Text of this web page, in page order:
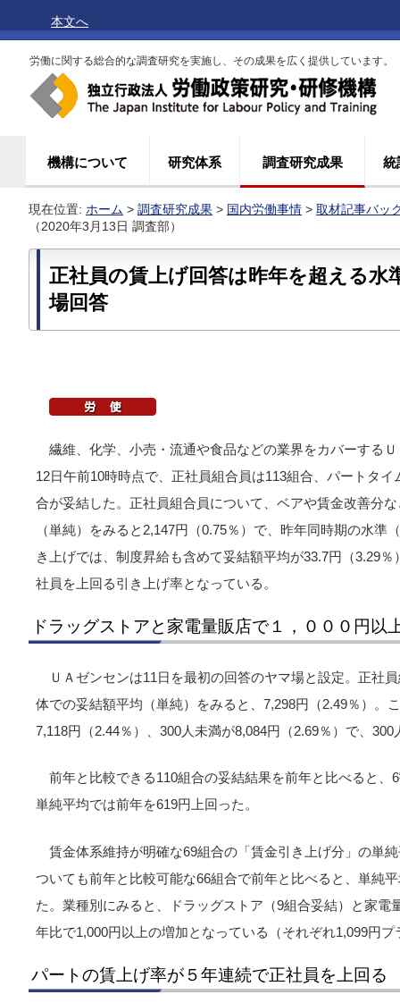
本文へ
労働に関する総合的な調査研究を実施し、その成果を広く提供しています。
機構について 研究体系 調査研究成果 統
現在位置: ホーム > 調査研究成果 > 国内労働事情 > 取材記事バッ
（2020年3月13日 調査部）
正社員の賃上げ回答は昨年を超える水
場回答
繊維、化学、小売・流通や食品などの業界をカバーする
12日午前10時時点で、正社員組合員は113組合、パートタ
合が妥結した。正社員組合員について、ベアや賃金改善分
（単純）をみると2,147円（0.75％）で、昨年同時期の水準
き上げでは、制度昇給も含めて妥結額平均が33.7円（3.29
社員を上回る引き上げ率となっている。
ドラッグストアと家電量販店で１，０００円以
ＵＡゼンセンは11日を最初の回答のヤマ場と設定。正社
体での妥結額平均（単純）をみると、7,298円（2.49％）。
7,118円（2.44％）、300人未満が8,084円（2.69％）で、
前年と比較できる110組合の妥結結果を前年と比べると、
単純平均では前年を619円上回った。
賃金体系維持が明確な69組合の「賃金引き上げ分」の単
ついても前年と比較可能な66組合で前年と比べると、単純
た。業種別にみると、ドラッグストア（9組合妥結）と家電
年比で1,000円以上の増加となっている（それぞれ1,099円
パートの賃上げ率が５年連続で正社員を上回る